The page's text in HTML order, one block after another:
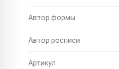
Автор формы
Автор росписи
Артикул